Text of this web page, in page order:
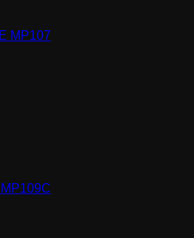
MP107